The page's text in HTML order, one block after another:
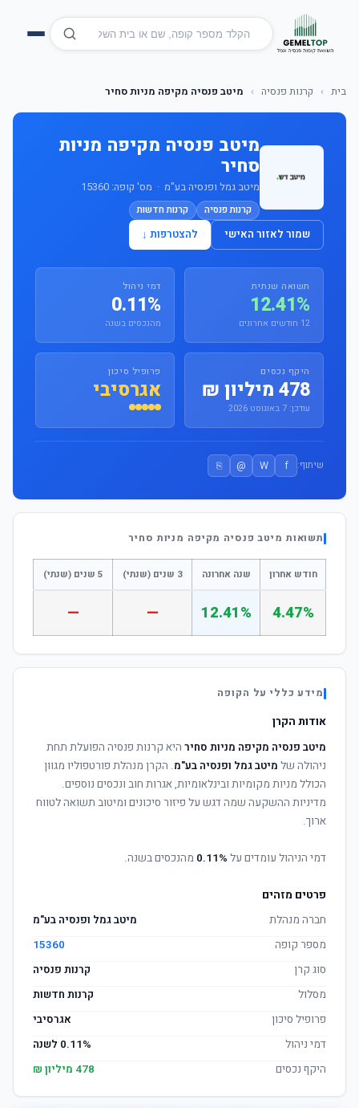
בית › קרנות פנסיה › מיטב פנסיה מקיפה מניות סחיר
מיטב פנסיה מקיפה מניות
סחיר
מיטב גמל ופנסיה בע"מ · מס' קופה: 15360
קרנות פנסיה קרנות חדשות
שמור לאזור האישי להצטרפות ↓
תשואה שנתית
12.41%
12 חודשים אחרונים
דמי ניהול
0.11%
מהנכסים בשנה
היקף נכסים
478 מיליון ₪
עודכן: 7 באוגוסט 2026
פרופיל סיכון
אגרסיבי
שיתוף: f
W
@
⎘
תשואות מיטב פנסיה מקיפה מניות סחיר
חודש אחרון שנה אחרונה 3 שנים (שנתי) 5 שנים (שנתי)
4.47%
12.41%
—
—
מידע כללי על הקופה
אודות הקרן
מיטב פנסיה מקיפה מניות סחיר היא קרנות פנסיה הפועלת תחת
ניהולה של מיטב גמל ופנסיה בע"מ. הקרן מנהלת פורטפוליו מגוון
הכולל מניות מקומיות ובינלאומיות, אגרות חוב ונכסים נוספים.
מדיניות ההשקעה שמה דגש על פיזור סיכונים ומיטוב תשואה לטווח
ארוך.
דמי הניהול עומדים על 0.11% מהנכסים בשנה.
פרטים מזהים
חברה מנהלת
מיטב גמל ופנסיה בע"מ
מספר קופה
15360
סוג קרן
קרנות פנסיה
מסלול
קרנות חדשות
פרופיל סיכון
אגרסיבי
דמי ניהול
0.11% לשנה
היקף נכסים
478 מיליון ₪